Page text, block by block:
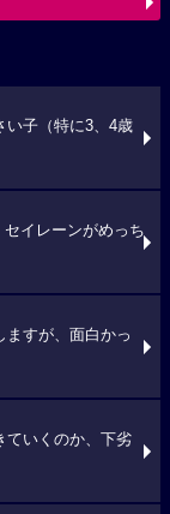
い子（特に3、4歳
イレーンがめっち
すが、面白かっ
ていくのか、下劣